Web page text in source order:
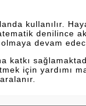
kullanılır.
denilince
devam
katkı
için yardımı